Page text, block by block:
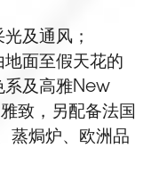
及通风；
面至假天花的
系及高雅New
致，另配备法国
蒸焗炉、欧洲品